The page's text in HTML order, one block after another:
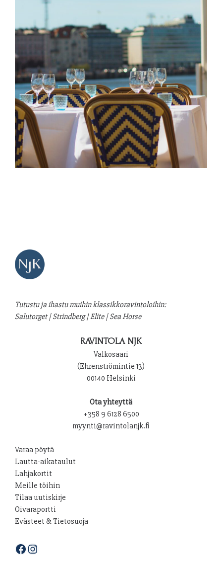
Tutustu ja ihastu muihin klassikkoravintoloihin:
Salutorget|Strindberg|Elite|Sea Horse
RAVINTOLA NJK
Valkosaari
(Ehrenströmintie 13)
00140 Helsinki
Ota yhteyttä
+358 9 6128 6500
myynti@ravintolanjk.fi
Varaa pöytä
Lautta-aikataulut
Lahjakortit
Meille töihin
Tilaa uutiskirje
Oivaraportti
Evästeet & Tietosuoja
Facebook
Instagram